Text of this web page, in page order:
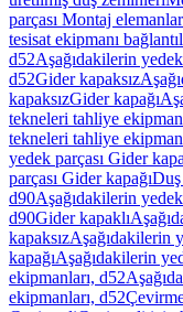
parçası Montaj
tesisat ekipmanı
d52Aşağıdakilerin
d52Gider kapaksız
kapaksızGider kapağı
tekneleri tahliye
tekneleri tahliye
yedek parçası Gider
parçası Gider kapağı
d90Aşağıdakilerin
d90Gider kapaklı
kapaksızAşağıdakilerin
kapağıAşağıdakilerin
ekipmanları, d52
ekipmanları, d52